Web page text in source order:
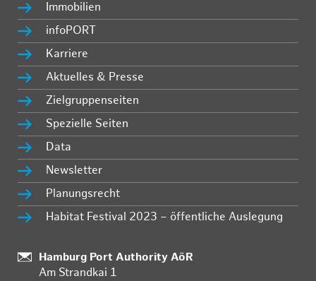
Immobilien
infoPORT
Karriere
Aktuelles & Presse
Zielgruppenseiten
Spezielle Seiten
Data
Newsletter
Planungsrecht
Habitat Festival 2023 – öffentliche Auslegung
:
Hamburg Port Authority AöR
Am Strandkai 1